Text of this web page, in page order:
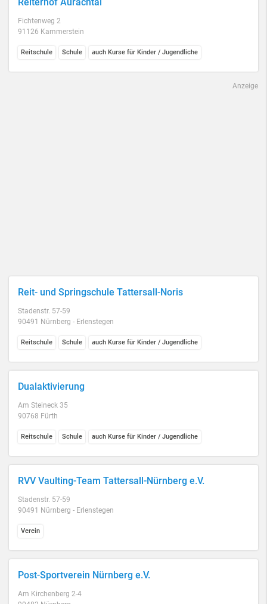
Fichtenweg 2
91126 Kammerstein
Reitschule Schule auch Kurse für Kinder / Jugendliche
Anzeige
Reit- und Springschule Tattersall-Noris
Stadenstr. 57-59
90491 Nürnberg - Erlenstegen
Reitschule Schule auch Kurse für Kinder / Jugendliche
Dualaktivierung
Am Steineck 35
90768 Fürth
Reitschule Schule auch Kurse für Kinder / Jugendliche
RVV Vaulting-Team Tattersall-Nürnberg e.V.
Stadenstr. 57-59
90491 Nürnberg - Erlenstegen
Verein
Post-Sportverein Nürnberg e.V.
Am Kirchenberg 2-4